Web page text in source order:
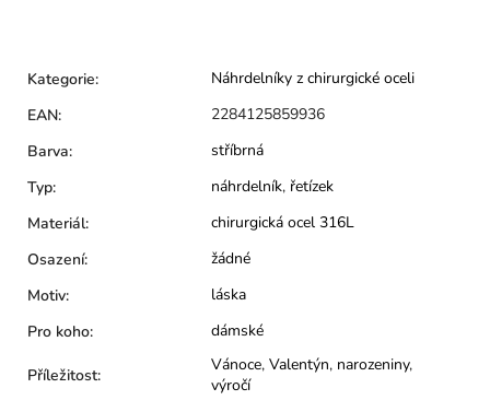
Kategorie:
Náhrdelníky z chirurgické oceli
EAN:
2284125859936
Barva:
stříbrná
Typ: náhrdelník, řetízek
Materiál:
chirurgická ocel 316L
Osazení:
žádné
Motiv:
láska
Pro koho: dámské
Příležitost:
Vánoce, Valentýn, narozeniny,
výročí